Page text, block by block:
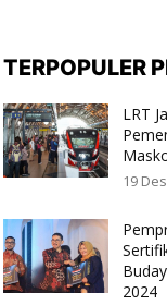
TERPOPULER
LRT
19
2024